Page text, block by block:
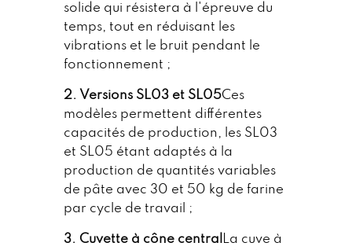
solide qui résistera à l'épreuve du
temps, tout en réduisant les
vibrations et le bruit pendant le
fonctionnement ;
2. Versions SL03 et SL05Ces
modèles permettent différentes
capacités de production, les SL03
et SL05 étant adaptés à la
production de quantités variables
de pâte avec 30 et 50 kg de farine
par cycle de travail ;
3. Cuvette à cône central La cuve à